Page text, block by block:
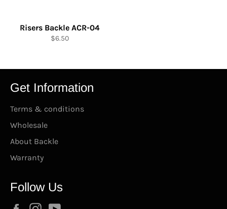
Risers Backle ACR-04
Precio
$6.50
Get Information
Terms & conditions
Wholesale
About Backle
Warranty
Follow Us